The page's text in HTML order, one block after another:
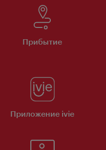
Прибытие
Приложение ivie